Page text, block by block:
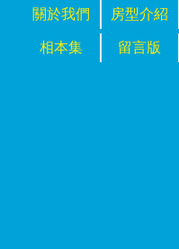
及費用
關於我們 房型介紹
相本集 留言版